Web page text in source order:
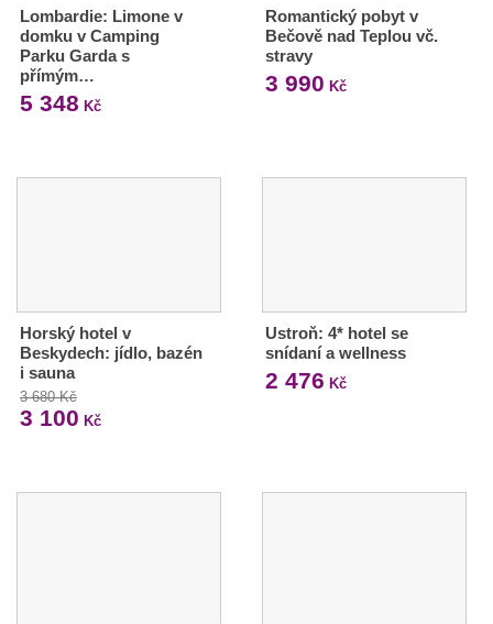
Lombardie: Limone v
domku v Camping
Parku Garda s
přímým…
5 348 Kč
Romantický pobyt v
Bečově nad Teplou vč.
stravy
3 990 Kč
Horský hotel v
Beskydech: jídlo, bazén
i sauna
3 680 Kč
3 100 Kč
Ustroň: 4* hotel se
snídaní a wellness
2 476 Kč